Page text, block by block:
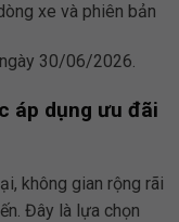
xe và phiên bản
30/06/2026.
áp dụng ưu đãi
không gian rộng rãi
Đây là lựa chọn